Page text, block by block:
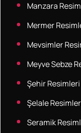
Manzara
Mermer
Mevsimler
Meyve Sebze
Şehir Resimleri
Şelale
Seramik